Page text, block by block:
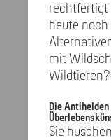
rechtfertigt
heute
mit
Wildtieren?
Die
Sie